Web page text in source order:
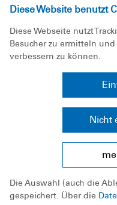
Diese Website benutzt
Diese Webseite nutzt
Besucher zu ermitteln
verbessern zu können.
Nicht
Die Auswahl (auch die
gespeichert. Über die
Die DLRG
Für Mitglieder
DLRG - Deutsche
Spendenkonten: Postbank
Volksbank in Schaumburg
IBAN: DE82 2559 1413 7309
in den sozialen
Die DLRG ist wegen